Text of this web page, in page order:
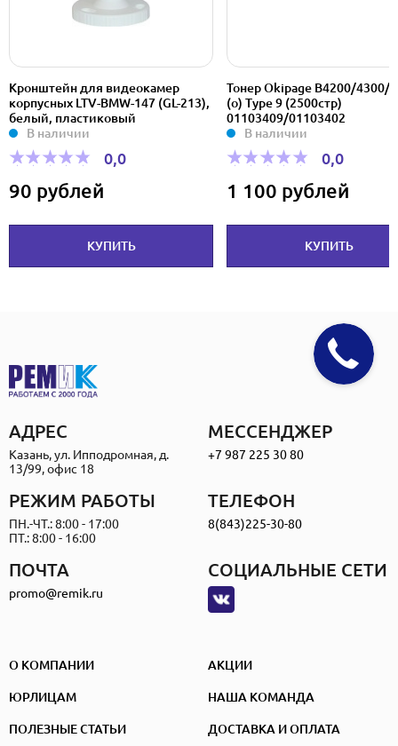
Кронштейн для видеокамер
корпусных LTV-BMW-147 (GL-213),
белый, пластиковый
В наличии
0,0
90 рублей
КУПИТЬ
Тонер Okipage B4200/4300/
(o) Type 9 (2500стр)
01103409/01103402
В наличии
0,0
1 100 рублей
КУПИТЬ
АДРЕС
Казань, ул. Ипподромная, д.
13/99, офис 18
МЕССЕНДЖЕР
+7 987 225 30 80
ПОЧТА
promo@remik.ru
РЕЖИМ РАБОТЫ
ПН.-ЧТ.: 8:00 - 17:00
ПТ.: 8:00 - 16:00
ТЕЛЕФОН
8(843)225-30-80
СОЦИАЛЬНЫЕ СЕТИ
О КОМПАНИИ АКЦИИ
ЮРЛИЦАМ НАША КОМАНДА
ПОЛЕЗНЫЕ СТАТЬИ ДОСТАВКА И ОПЛАТА